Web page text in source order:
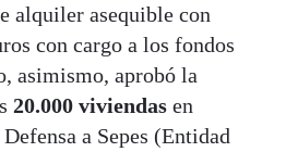
alquiler asequible con
con cargo a los fondos
asimismo, aprobó la
20.000 viviendas en
a Sepes (Entidad